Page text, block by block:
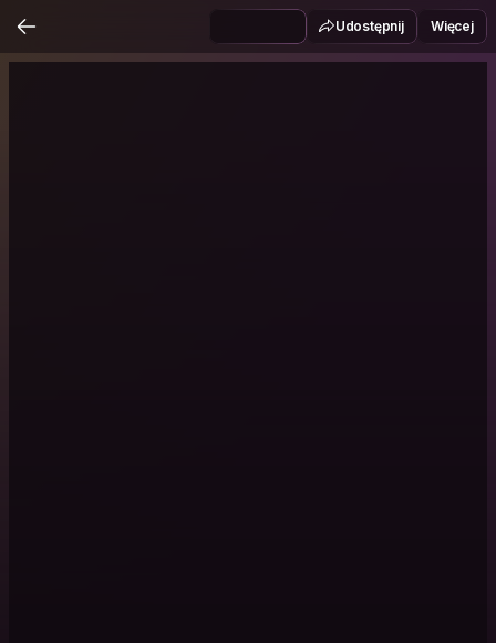
Udostępnij Więcej